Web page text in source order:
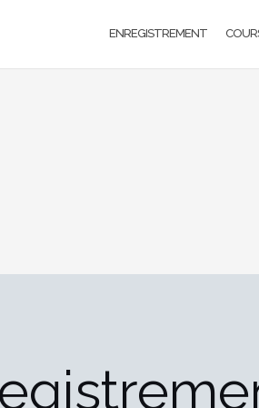
ENREGISTREMENT